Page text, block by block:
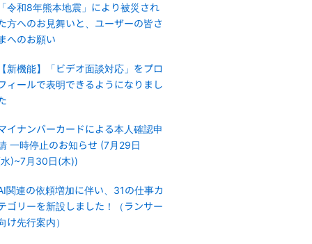
令和8年熊本地震」により被災され
方へのお見舞いと、ユーザーの皆さ
へのお願い
新機能】「ビデオ面談対応」をプロ
ィールで表明できるようになりまし
イナンバーカードによる本人確認申
一時停止のお知らせ (7月29日
)~7月30日(木))
関連の依頼増加に伴い、31の仕事カ
ゴリーを新設しました！（ランサー
け先行案内）